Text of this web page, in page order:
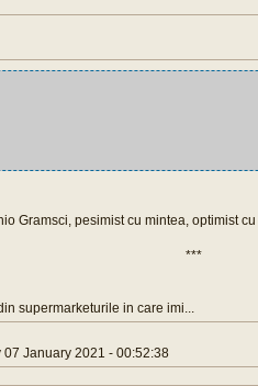
Gramsci, pesimist cu mintea, optimist
***
supermarketurile in care imi...
07 January 2021 - 00:52:38